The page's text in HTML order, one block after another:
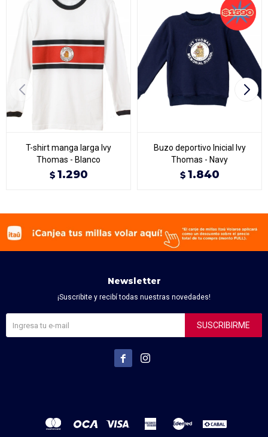
T-shirt manga larga Ivy
Thomas - Blanco
$ 1.290
Buzo deportivo Inicial Ivy
Thomas - Navy
$ 1.840
Newsletter
¡Suscribite y recibí todas nuestras novedades!
SUSCRIBIRME
 